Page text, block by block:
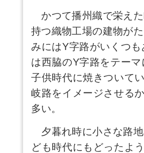
かつて播州織で栄え
持つ織物工場の建物が
みにはY字路がいくつ
は西脇のY字路をテー
子供時代に焼きついて
岐路をイメージさせる
多い。
夕暮れ時に小さな路
ども時代にもどったよ